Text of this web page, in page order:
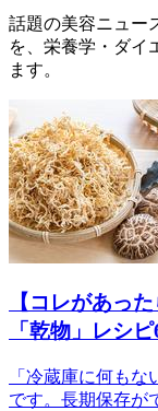
話題の美容ニュー
を、栄養学・ダイ
ます。
【コレがあっ
「乾物」レシ
「冷蔵庫に何も
です。長期保存が